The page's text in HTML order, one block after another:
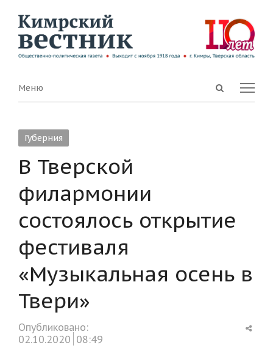
Open
Menu
Меню
Губерния
В Тверской
филармонии
состоялось открытие
фестиваля
«Музыкальная осень в
Твери»
Опубликовано:
02.10.2020 08:49